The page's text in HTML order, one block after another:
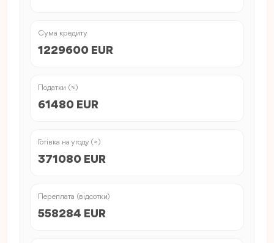
Сума кредиту
1229600 EUR
Податки (≈)
61480 EUR
Готівка на угоду (≈)
371080 EUR
Переплата (відсотки)
558284 EUR